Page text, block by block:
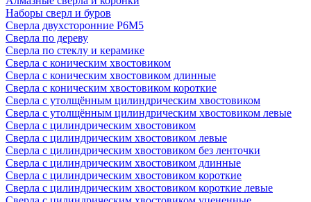
Наборы сверл и буров
Сверла двухсторонние Р6М5
Сверла по дереву
Сверла по стеклу и керамике
Сверла с коническим хвостовиком
Сверла с коническим хвостовиком длинные
Сверла с коническим хвостовиком короткие
Сверла с утолщённым цилиндрическим хвостовиком
Сверла с утолщённым цилиндрическим хвостовиком левые
Сверла с цилиндрическим хвостовиком
Сверла с цилиндрическим хвостовиком левые
Сверла с цилиндрическим хвостовиком без ленточки
Сверла с цилиндрическим хвостовиком длинные
Сверла с цилиндрическим хвостовиком короткие
Сверла с цилиндрическим хвостовиком короткие левые